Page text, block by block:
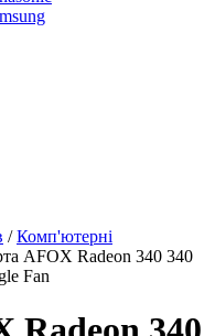
/Комп'ютерні
AFOX Radeon 340 340
Fan